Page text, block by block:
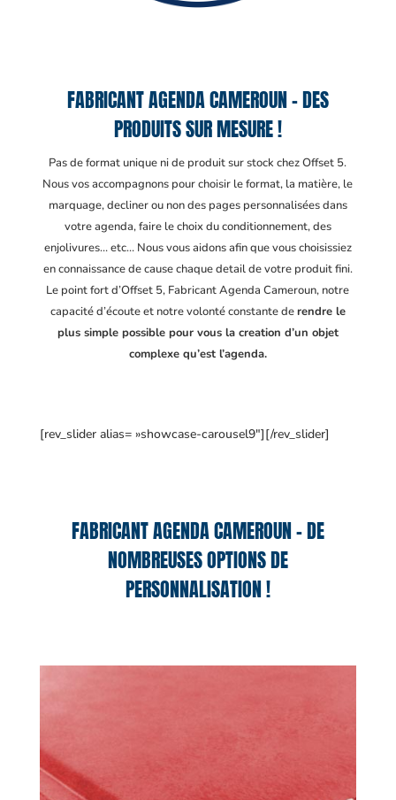
FABRICANT AGENDA CAMEROUN – DES
PRODUITS SUR MESURE !
Pas de format unique ni de produit sur stock chez Offset 5.
Nous vos accompagnons pour choisir le format, la matière, le
marquage, decliner ou non des pages personnalisées dans
votre agenda, faire le choix du conditionnement, des
enjolivures… etc… Nous vous aidons afin que vous choisissiez
en connaissance de cause chaque detail de votre produit fini.
Le point fort d’Offset 5, Fabricant Agenda Cameroun, notre
capacité d’écoute et notre volonté constante derendre le
plus simple possible pour vous la creation d’un objet
complexe qu’est l’agenda.
[rev_slider alias= »showcase-carousel9″][/rev_slider]
FABRICANT AGENDA CAMEROUN – DE
NOMBREUSES OPTIONS DE
PERSONNALISATION !